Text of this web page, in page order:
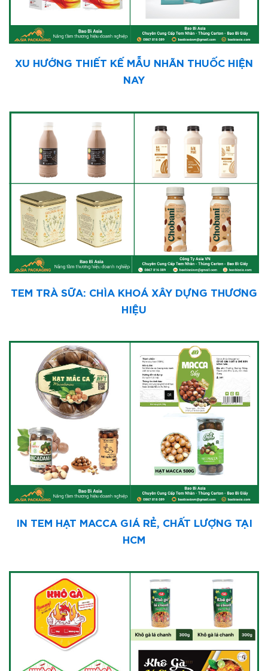
XU HƯỚNG THIẾT KẾ MẪU NHÃN THUỐC HIỆN
NAY
TEM TRÀ SỮA: CHÌA KHOÁ XÂY DỰNG THƯƠNG
HIỆU
IN TEM HẠT MACCA GIÁ RẺ, CHẤT LƯỢNG TẠI
HCM